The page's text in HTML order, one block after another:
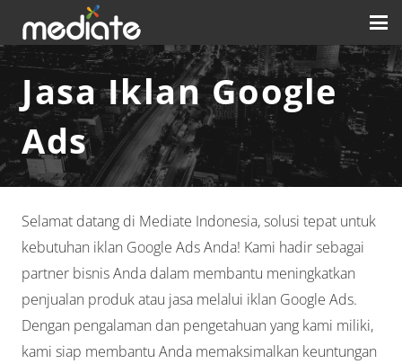
Jasa Iklan Google
Ads
Selamat datang di Mediate Indonesia, solusi tepat untuk
kebutuhan iklan Google Ads Anda! Kami hadir sebagai
partner bisnis Anda dalam membantu meningkatkan
penjualan produk atau jasa melalui iklan Google Ads.
Dengan pengalaman dan pengetahuan yang kami miliki,
kami siap membantu Anda memaksimalkan keuntungan